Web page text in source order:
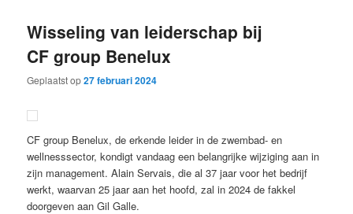
Wisseling van leiderschap bij
CF group Benelux
Geplaatst op27 februari 2024
CF group Benelux, de erkende leider in de zwembad- en
wellnesssector, kondigt vandaag een belangrijke wijziging aan in
zijn management. Alain Servais, die al 37 jaar voor het bedrijf
werkt, waarvan 25 jaar aan het hoofd, zal in 2024 de fakkel
doorgeven aan Gil Galle.